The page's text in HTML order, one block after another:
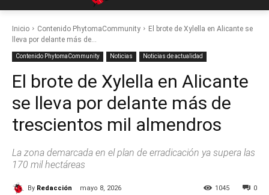
Inicio Contenido PhytomaCommunity
El brote de Xylella en Alicante se
lleva por delante más de...
Contenido PhytomaCommunity Noticias Noticias de actualidad
El brote de Xylella en Alicante
se lleva por delante más de
trescientos mil almendros
La zona demarcada en el plan de erradicación ya supera las
170 mil hectáreas
By Redacción mayo 8, 2026 0
1045